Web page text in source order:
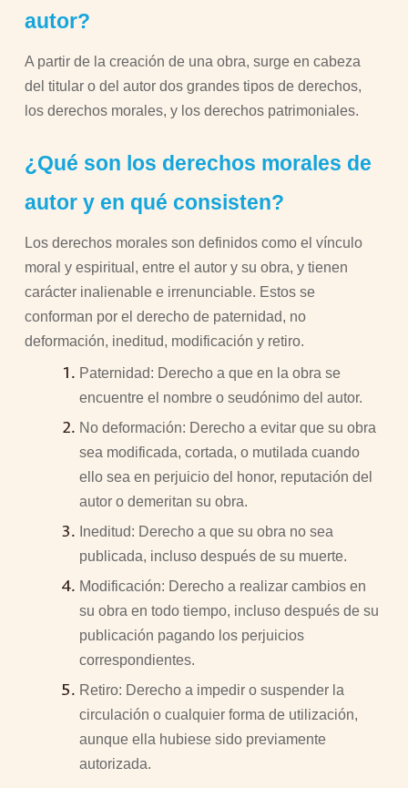
autor?
A partir de la creación de una obra, surge en cabeza
del titular o del autor dos grandes tipos de derechos,
los derechos morales, y los derechos patrimoniales.
¿Qué son los derechos morales de
autor y en qué consisten?
Los derechos morales son definidos como el vínculo
moral y espiritual, entre el autor y su obra, y tienen
carácter inalienable e irrenunciable. Estos se
conforman por el derecho de paternidad, no
deformación, ineditud, modificación y retiro.
Paternidad: Derecho a que en la obra se
encuentre el nombre o seudónimo del autor.
No deformación: Derecho a evitar que su obra
sea modificada, cortada, o mutilada cuando
ello sea en perjuicio del honor, reputación del
autor o demeritan su obra.
Ineditud: Derecho a que su obra no sea
publicada, incluso después de su muerte.
Modificación: Derecho a realizar cambios en
su obra en todo tiempo, incluso después de su
publicación pagando los perjuicios
correspondientes.
Retiro: Derecho a impedir o suspender la
circulación o cualquier forma de utilización,
aunque ella hubiese sido previamente
autorizada.